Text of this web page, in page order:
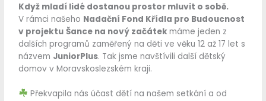
Když mladí lidé dostanou prostor mluvit o sobě.
V rámci našeho Nadační Fond Křídla pro Budoucnost
v projektu Šance na nový začátekmáme jeden z
dalších programů zaměřený na děti ve věku 12 až 17 let s
názvem JuniorPlus. Tak jsme navštívili další dětský
domov v Moravskoslezském kraji.
Překvapila nás účast dětí na našem setkání a od